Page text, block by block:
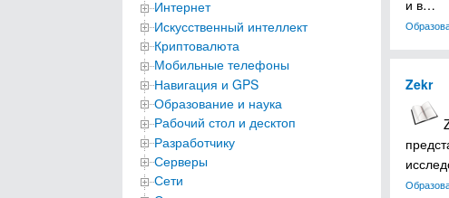
Интернет
Искусственный интеллект
Криптовалюта
Мобильные телефоны
Навигация и GPS
Образование и наука
Рабочий стол и десктоп
Разработчику
Серверы
Сети
и в…
Zekr